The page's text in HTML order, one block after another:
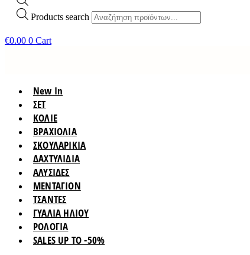
Products search
€0.00 0 Cart
New In
ΣΕΤ
ΚΟΛΙΕ
ΒΡΑΧΙΟΛΙΑ
ΣΚΟΥΛΑΡΙΚΙΑ
ΔΑΧΤΥΛΙΔΙΑ
ΑΛΥΣΙΔΕΣ
ΜΕΝΤΑΓΙΟΝ
ΤΣΑΝΤΕΣ
ΓΥΑΛΙΑ ΗΛΙΟΥ
ΡΟΛΟΓΙΑ
SALES UP TO -50%